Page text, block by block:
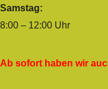
Samstag:
8:00 – 12:00 Uhr
Ab sofort haben wir